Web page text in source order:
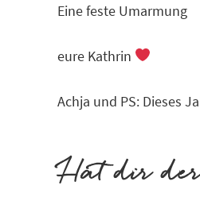
Eine feste Umarmung
eure Kathrin
Achja und PS: Dieses
Hat dir